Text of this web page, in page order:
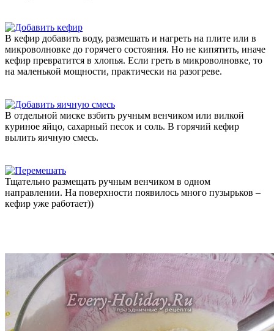
В кефир добавить воду, размешать и нагреть на плите или в
микроволновке до горячего состояния. Но не кипятить, иначе
кефир превратится в хлопья. Если греть в микроволновке, то
на маленькой мощности, практически на разогреве.
В отдельной миске взбить ручным венчиком или вилкой
куриное яйцо, сахарный песок и соль. В горячий кефир
вылить яичную смесь.
Тщательно размещать ручным венчиком в одном
направлении. На поверхности появилось много пузырьков –
кефир уже работает))